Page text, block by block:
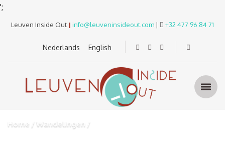
';
Leuven Inside Out | info@leuveninsideout.com | +32 477 96 84 71
Nederlands English
Home Wandelingen